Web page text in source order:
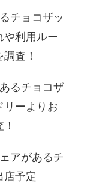
チョコザッ
や利用ルー
査！
るチョコザ
リーよりお
アがあるチ
店予定